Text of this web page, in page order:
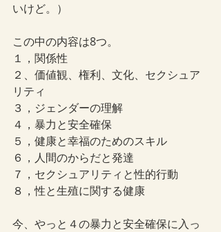
いけど。）
この中の内容は8つ。
１，関係性
２、価値観、権利、文化、セクシュア
リティ
３，ジェンダーの理解
４，暴力と安全確保
５，健康と幸福のためのスキル
６，人間のからだと発達
７，セクシュアリティと性的行動
８，性と生殖に関する健康
今、やっと４の暴力と安全確保に入っ